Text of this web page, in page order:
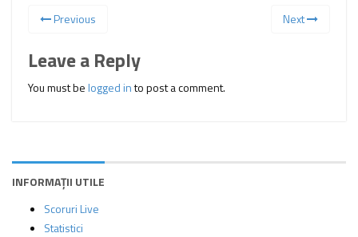
Previous Next
Leave a Reply
You must belogged into post a comment.
INFORMAȚII UTILE
Scoruri Live
Statistici